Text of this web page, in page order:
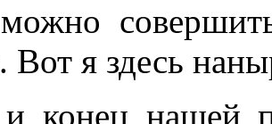
Вот я здесь
конец нашей